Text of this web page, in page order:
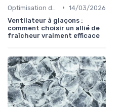
• 14/03/2026
Ventilateur à glaçons :
comment choisir un allié de
fraîcheur vraiment efficace